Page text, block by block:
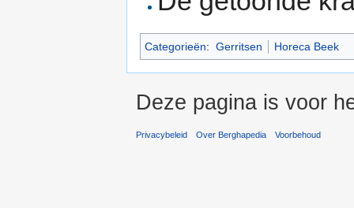
Categorieën: Gerritsen Horeca Beek
Deze pagina is voor
Privacybeleid Over Berghapedia Voorbehoud